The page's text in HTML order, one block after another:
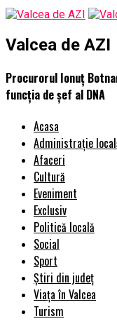
Valcea de AZI
Procurorul Ionuţ
funcţia de şef al DNA
Acasa
Administrație
Afaceri
Cultură
Eveniment
Exclusiv
Politică locală
Social
Sport
Știri din județ
Viața în Valcea
Turism